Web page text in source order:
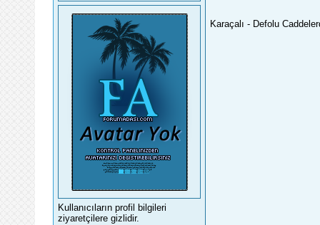
Kullanıcıların profil bilgileri
ziyaretçilere gizlidir.
Karaçalı - Defolu